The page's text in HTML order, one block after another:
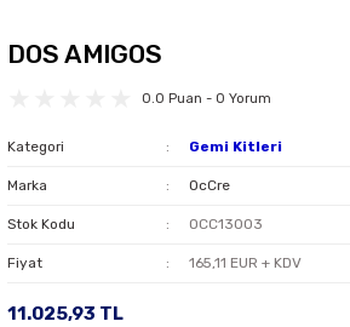
DOS AMIGOS
0.0 Puan - 0 Yorum
Kategori Gemi Kitleri
Marka OcCre
Stok Kodu OCC13003
Fiyat 165,11 EUR + KDV
11.025,93 TL